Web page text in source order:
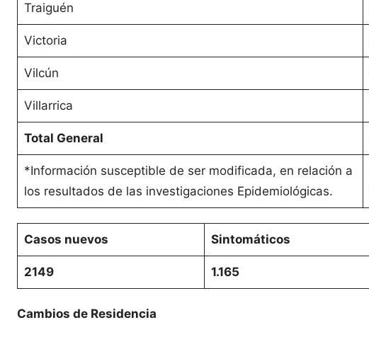
Traiguén
Victoria
Vilcún
Villarrica
Total General
*Información susceptible de ser modificada, en relación a
los resultados de las investigaciones Epidemiológicas.
Casos nuevos Sintomáticos
2149 1.165
Cambios de Residencia